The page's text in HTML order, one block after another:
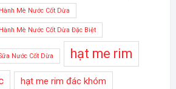
Mè Nước Cốt Dừa
Mè Nước Cốt Dừa Đặc Biệt
Nước Cốt Dừa hạt me rim
hạt me rim đác khóm